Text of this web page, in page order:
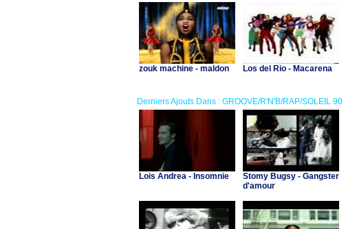
zouk machine - maldon Los del Rio - Macarena
Derniers Ajouts Dans : GROOVE/R'N'B/RAP/SOLEIL 90
Lois Andrea - Insomnie
Stomy Bugsy - Gangster
d'amour